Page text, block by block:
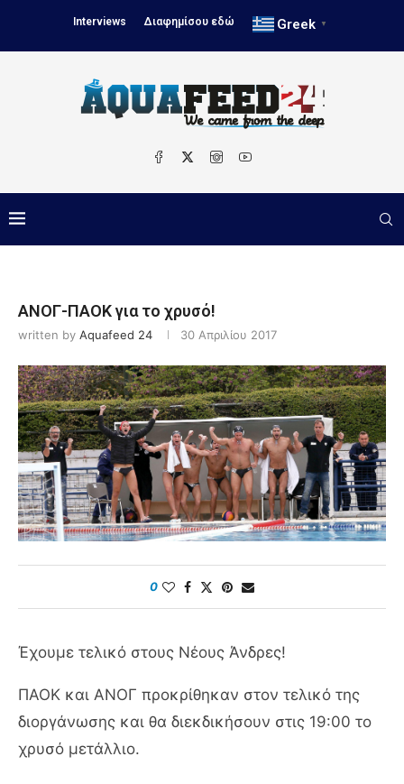
Interviews Διαφημίσου εδώ Greek ▼
ΑΝΟΓ-ΠΑΟΚ για το χρυσό!
written by Aquafeed 24 30 Απριλίου 2017
0
Έχουμε τελικό στους Νέους Άνδρες!
ΠΑΟΚ και ΑΝΟΓ προκρίθηκαν στον τελικό της
διοργάνωσης και θα διεκδικήσουν στις 19:00 το
χρυσό μετάλλιο.